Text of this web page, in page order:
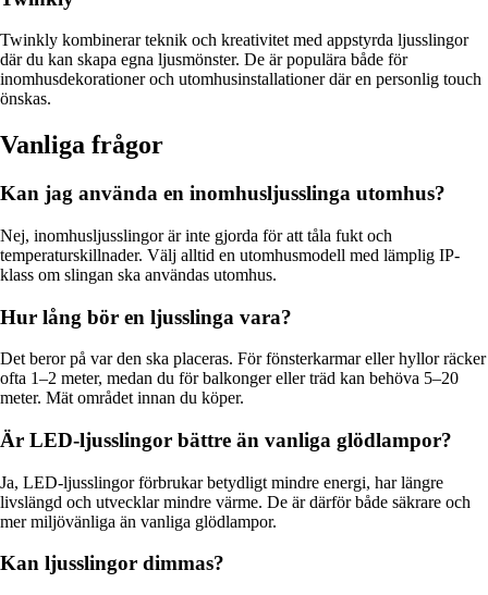
Twinkly kombinerar teknik och kreativitet med appstyrda ljusslingor
där du kan skapa egna ljusmönster. De är populära både för
inomhusdekorationer och utomhusinstallationer där en personlig touch
önskas.
Vanliga frågor
Kan jag använda en inomhusljusslinga utomhus?
Nej, inomhusljusslingor är inte gjorda för att tåla fukt och
temperaturskillnader. Välj alltid en utomhusmodell med lämplig IP-
klass om slingan ska användas utomhus.
Hur lång bör en ljusslinga vara?
Det beror på var den ska placeras. För fönsterkarmar eller hyllor räcker
ofta 1–2 meter, medan du för balkonger eller träd kan behöva 5–20
meter. Mät området innan du köper.
Är LED-ljusslingor bättre än vanliga glödlampor?
Ja, LED-ljusslingor förbrukar betydligt mindre energi, har längre
livslängd och utvecklar mindre värme. De är därför både säkrare och
mer miljövänliga än vanliga glödlampor.
Kan ljusslingor dimmas?